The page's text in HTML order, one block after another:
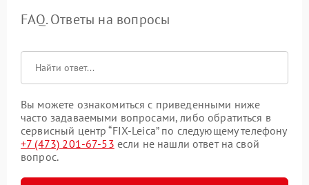
FAQ. Ответы на вопросы
Вы можете ознакомиться с приведенными ниже
часто задаваемыми вопросами, либо обратиться в
сервисный центр “FIX-Leica” по следующему телефону
+7 (473) 201-67-53 если не нашли ответ на свой
вопрос.